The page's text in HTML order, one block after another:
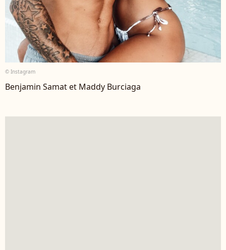
© Instagram
Benjamin Samat et Maddy Burciaga